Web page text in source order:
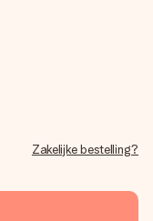
Zakelijke bestelling?